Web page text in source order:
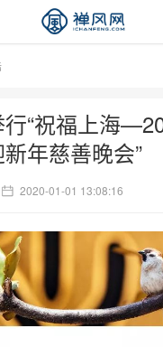
“祝福上海
年慈善晚会”
2020-01-01 13:08:16